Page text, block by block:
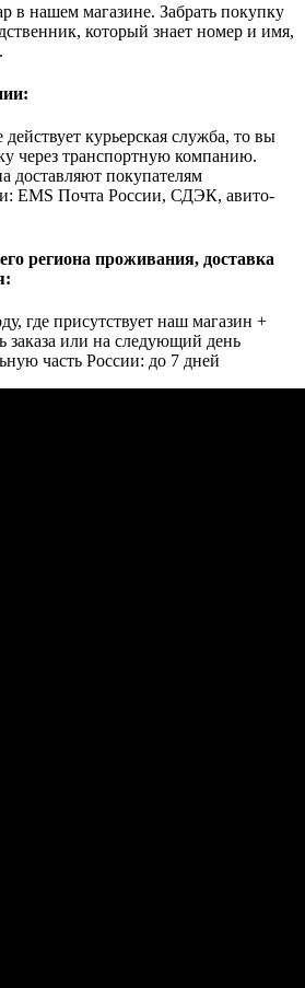
в нашем магазине. Забрать покупку
который знает номер и имя,
курьерская служба, то вы
через транспортную компанию.
доставляют покупателям
EMS Почта России, СДЭК, авито-
региона проживания, доставка
где присутствует наш магазин +
заказа или на следующий день
часть России: до 7 дней